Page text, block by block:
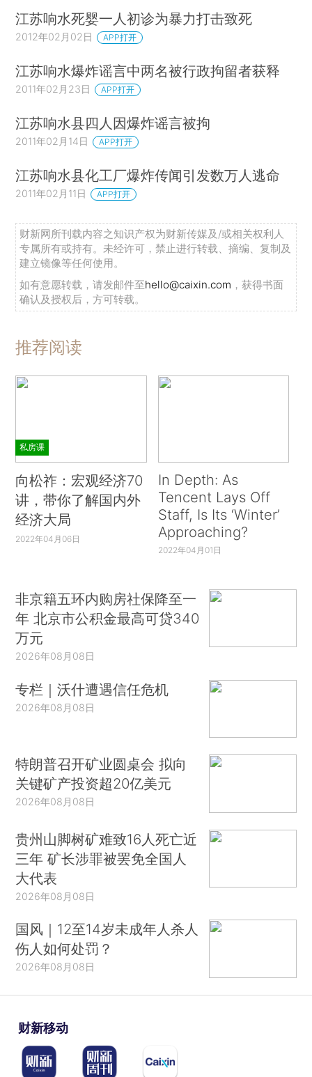
江苏响水死婴一人初诊为暴力打击致死
2012年02月02日 APP打开
江苏响水爆炸谣言中两名被行政拘留者获释
2011年02月23日 APP打开
江苏响水县四人因爆炸谣言被拘
2011年02月14日 APP打开
江苏响水县化工厂爆炸传闻引发数万人逃命
2011年02月11日 APP打开
财新网所刊载内容之知识产权为财新传媒及/或相关权利人
专属所有或持有。未经许可，禁止进行转载、摘编、复制及
建立镜像等任何使用。
如有意愿转载，请发邮件至hello@caixin.com ，获得书面
确认及授权后，方可转载。
推荐阅读
私房课
向松祚：宏观经济70
讲，带你了解国内外
经济大局
2022年04月06日
In Depth: As
Tencent Lays Off
Staff, Is Its ‘Winter’
Approaching?
2022年04月01日
非京籍五环内购房社保降至一
年 北京市公积金最高可贷340
万元
2026年08月08日
专栏｜沃什遭遇信任危机
2026年08月08日
特朗普召开矿业圆桌会 拟向
关键矿产投资超20亿美元
2026年08月08日
贵州山脚树矿难致16人死亡近
三年 矿长涉罪被罢免全国人
大代表
2026年08月08日
国风｜12至14岁未成年人杀人
伤人如何处罚？
2026年08月08日
财新移动